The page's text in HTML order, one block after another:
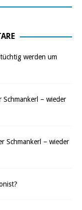
werden um
– wieder
Schmankerl – wieder